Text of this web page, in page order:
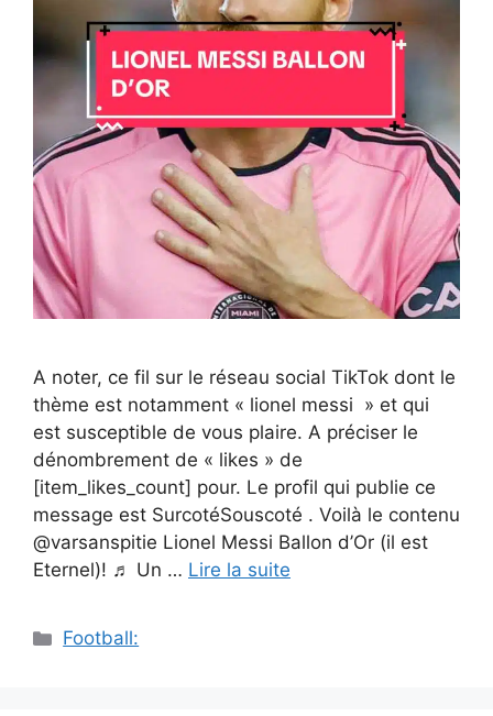
A noter, ce fil sur le réseau social TikTok dont le
thème est notamment « lionel messi » et qui
est susceptible de vous plaire. A préciser le
dénombrement de « likes » de
[item_likes_count] pour. Le profil qui publie ce
message est SurcotéSouscoté . Voilà le contenu
@varsanspitie Lionel Messi Ballon d’Or (il est
Eternel)! ♬ Un … Lire la suite
Catégories
Football: